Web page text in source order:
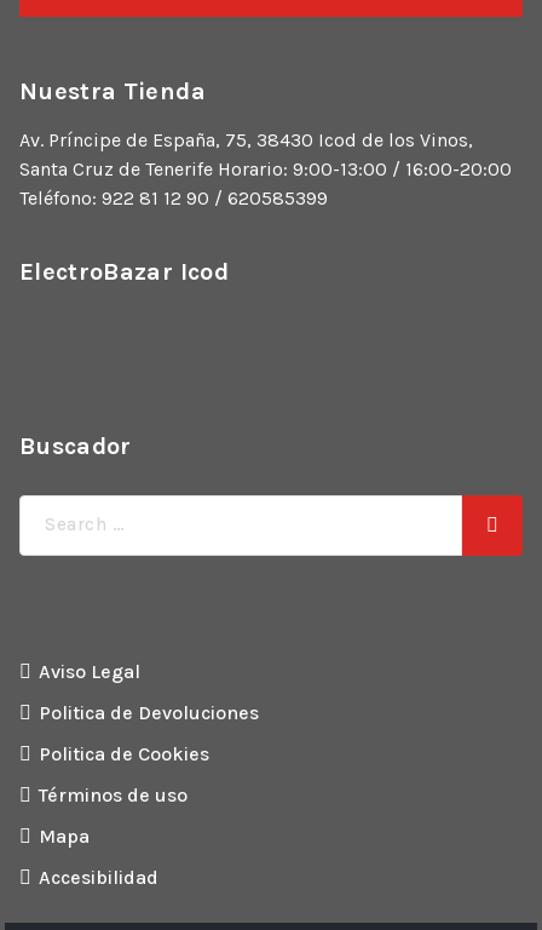
Nuestra Tienda
Av. Príncipe de España, 75, 38430 Icod de los Vinos,
Santa Cruz de Tenerife Horario: 9:00-13:00 / 16:00-20:00
Teléfono: 922 81 12 90 / 620585399
ElectroBazar Icod
Buscador
Aviso Legal
Politica de Devoluciones
Politica de Cookies
Términos de uso
Mapa
Accesibilidad